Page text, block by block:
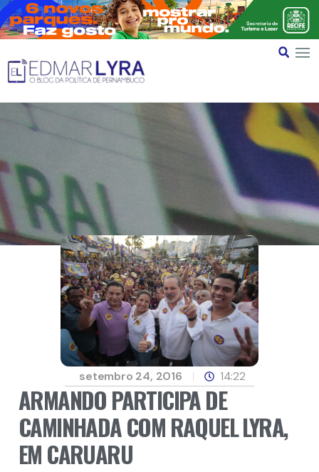
setembro 24, 2016 14:22
ARMANDO PARTICIPA DE
CAMINHADA COM RAQUEL LYRA,
EM CARUARU